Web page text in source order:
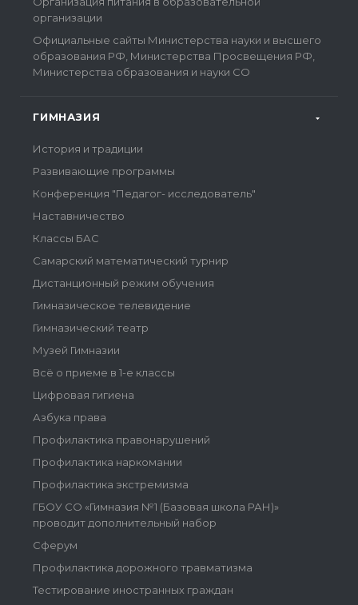
организации
Официальные сайты Министерства науки и высшего
образования РФ, Министерства Просвещения РФ,
Министерства образования и науки СО
ГИМНАЗИЯ
История и традиции
Развивающие программы
Конференция "Педагог- исследователь"
Наставничество
Классы БАС
Самарский математический турнир
Дистанционный режим обучения
Гимназическое телевидение
Гимназический театр
Музей Гимназии
Всё о приеме в 1-е классы
Цифровая гигиена
Азбука права
Профилактика правонарушений
Профилактика наркомании
Профилактика экстремизма
ГБОУ СО «Гимназия №1 (Базовая школа РАН)»
проводит дополнительный набор
Сферум
Профилактика дорожного травматизма
Тестирование иностранных граждан